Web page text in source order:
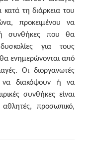
κατά τη διάρκεια του
προκειμένου να
ή συνθήκες που θα
για τους
ενημερώνονται από
Οι διοργανωτές
να διακόψουν ή να
συνθήκες είναι
προσωπικό,